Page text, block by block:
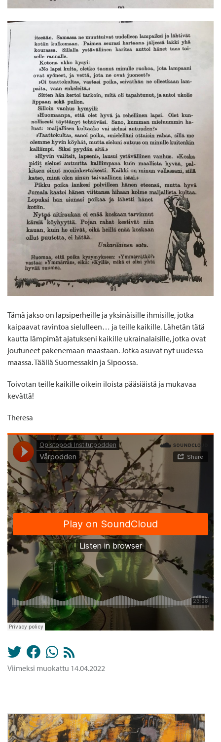
Tämä jakso on lapsiperheille ja yksinäisille ihmisille, jotka
kaipaavat ravintoa sielulleen… ja teille kaikille. Lähetän tätä
kautta lämpimät ajatukseni kaikille ukrainalaisille, jotka ovat
joutuneet pakenemaan maastaan. Jotka asuvat nyt uudessa
maassa. Täällä Suomessakin ja Sipoossa.
Toivotan teille kaikille oikein iloista pääsiäistä ja mukavaa
kevättä!
Theresa
Viimeksi muokattu 14.04.2022